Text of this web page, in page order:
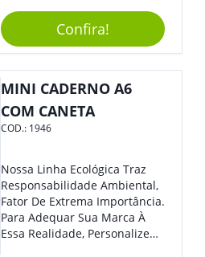
Elástico Permite Maior
Segurança Ao Carregá-Lo.
Ofereça A Seus Clientes E
Colaboradores, Sem Dúvidas
Eles Irão Adorar.
Confira!
MINI CADERNO A6
COM CANETA
COD.: 1946
Nossa Linha Ecológica Traz
Responsabilidade Ambiental,
Fator De Extrema Importância.
Para Adequar Sua Marca À
Essa Realidade, Personalize